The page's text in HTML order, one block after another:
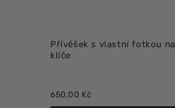
Přívěšek s vlastní fotkou na
klíče
650,00 Kč